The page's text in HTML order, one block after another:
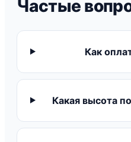
Частые
Как
Какая высота